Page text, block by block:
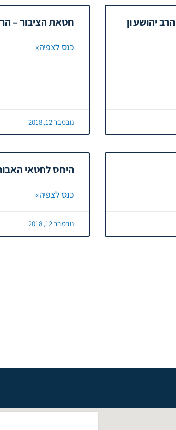
יהושע ון
חטאת הציבור –
כנס לצפיה»
נובמבר 12, 2018
היחס לחטאי
כנס לצפיה»
נובמבר 12, 2018